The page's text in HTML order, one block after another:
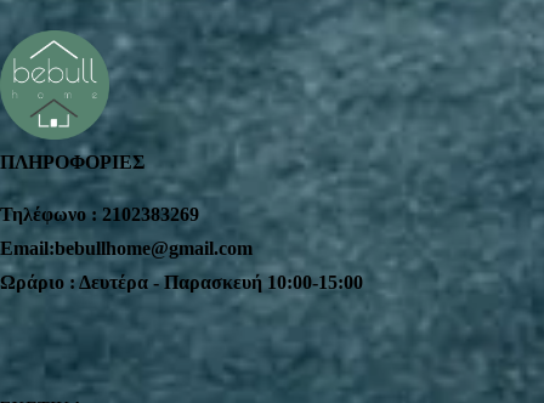
ΠΛΗΡΟΦΟΡΙΕΣ
Τηλέφωνο : 2102383269
Email:bebullhome@gmail.com
Ωράριο : Δευτέρα - Παρασκευή 10:00-15:00